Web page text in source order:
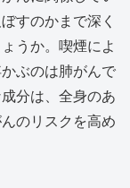
すのかまで深く
うか。喫煙によ
ぶのは肺がんで
分は、全身のあ
のリスクを高め